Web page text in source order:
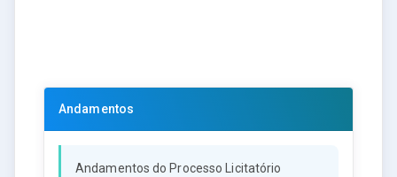
Andamentos
Andamentos do Processo Licitatório